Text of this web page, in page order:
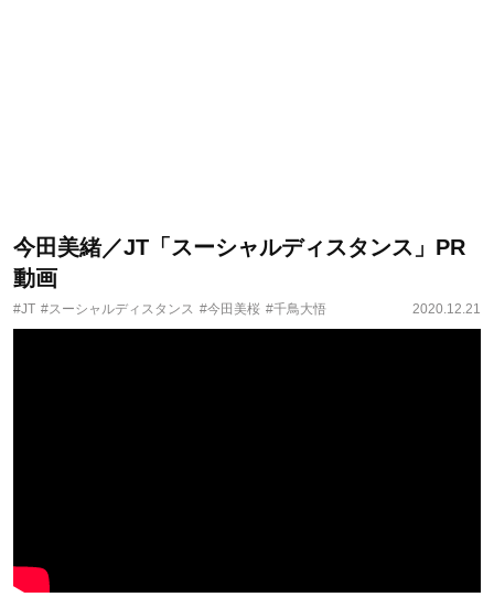
今田美緒／JT「スーシャルディスタンス」PR
動画
#JT #スーシャルディスタンス #今田美桜 #千鳥大悟 2020.12.21